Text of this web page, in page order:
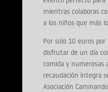
mientras colaboras
a los niños que más
Por solo 10 euros por
disfrutar de un día
comida y numerosas
recaudación íntegra
Asociación